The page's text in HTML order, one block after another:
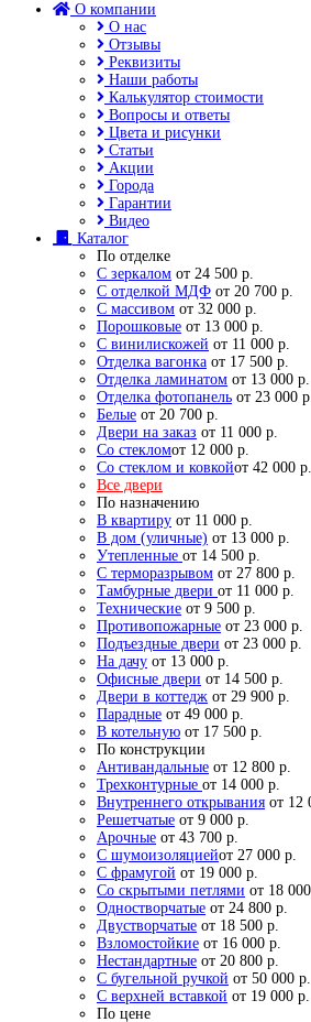
О компании
О нас
Отзывы
Реквизиты
Наши работы
Калькулятор стоимости
Вопросы и ответы
Цвета и рисунки
Статьи
Акции
Города
Гарантии
Видео
Каталог
По отделке
С зеркалом от 24 500 р.
С отделкой МДФ от 20 700 р.
С массивом от 32 000 р.
Порошковые от 13 000 р.
С винилискожей от 11 000 р.
Отделка вагонка от 17 500 р.
Отделка ламинатом от 13 000 р.
Отделка фотопанель от 23 000
Белые от 20 700 р.
Двери на заказ от 11 000 р.
Со стекломот 12 000 р.
Со стеклом и ковкойот 42 000 р.
Все двери
По назначению
В квартиру от 11 000 р.
В дом (уличные) от 13 000 р.
Утепленные от 14 500 р.
С терморазрывом от 27 800 р.
Тамбурные двери от 11 000 р.
Технические от 9 500 р.
Противопожарные от 23 000 р.
Подъездные двери от 23 000 р.
На дачу от 13 000 р.
Офисные двери от 14 500 р.
Двери в коттедж от 29 900 р.
Парадные от 49 000 р.
В котельную от 17 500 р.
По конструкции
Антивандальные от 12 800 р.
Трехконтурные от 14 000 р.
Внутреннего открывания от 12
Решетчатые от 9 000 р.
Арочные от 43 700 р.
С шумоизоляциейот 27 000 р.
С фрамугой от 19 000 р.
Со скрытыми петлями от 18
Одностворчатые от 24 800 р.
Двустворчатые от 18 500 р.
Взломостойкие от 16 000 р.
Нестандартные от 20 800 р.
С бугельной ручкой от 50 000 р.
С верхней вставкой от 19 000 р.
По цене